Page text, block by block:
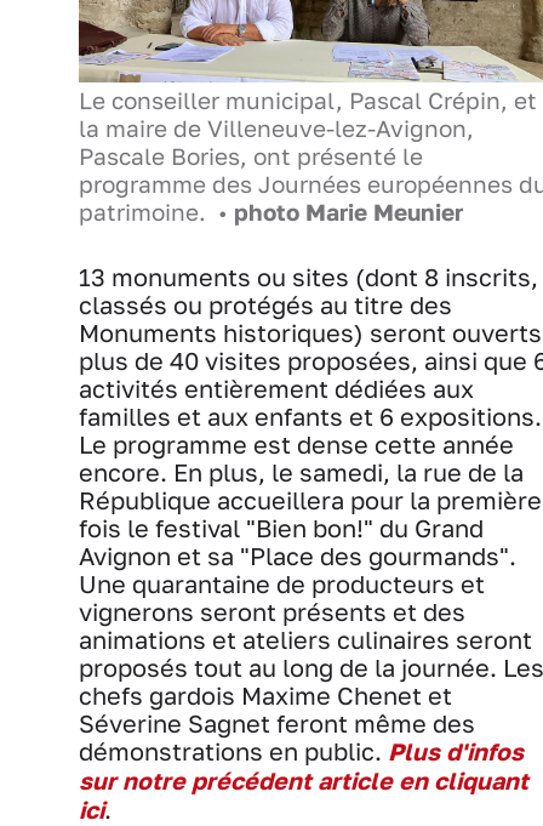
Le conseiller municipal, Pascal Crépin, et
la maire de Villeneuve-lez-Avignon,
Pascale Bories, ont présenté le
programme des Journées européennes
patrimoine. • photo Marie Meunier
13 monuments ou sites (dont 8 inscrits,
classés ou protégés au titre des
Monuments historiques) seront
plus de 40 visites proposées, ainsi que
activités entièrement dédiées aux
familles et aux enfants et 6 expositions.
Le programme est dense cette année
encore. En plus, le samedi, la rue de la
République accueillera pour la première
fois le festival "Bien bon!" du Grand
Avignon et sa "Place des gourmands".
Une quarantaine de producteurs et
vignerons seront présents et des
animations et ateliers culinaires seront
proposés tout au long de la journée. Les
chefs gardois Maxime Chenet et
Séverine Sagnet feront même des
démonstrations en public. Plus d'infos
sur notre précédent article en cliquant
ici.